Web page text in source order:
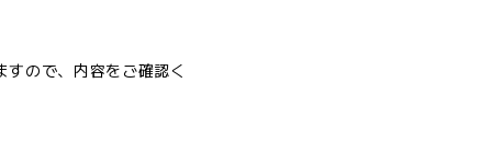
ので、内容をご確認く